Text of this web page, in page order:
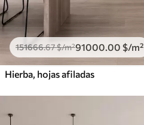
151666.67$/m²91000.00 $/m²
Hierba, hojas afiladas